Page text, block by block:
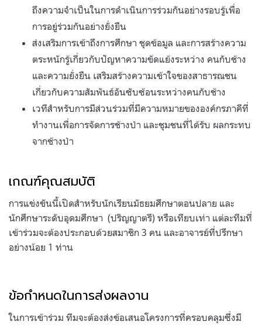
ถึงความจำเป็นในการดำเนินการร่วมกันอย่างรอบรู้เพื่อ
การอยู่ร่วมกันอย่างยั่งยืน
ส่งเสริมการเข้าถึงการศึกษา ชุดข้อมูล และการสร้างความ
ตระหนักรู้เกี่ยวกับปัญหาความขัดแย้งระหว่าง คนกับช้าง
และความยั่งยืน เสริมสร้างความเข้าใจของสาธารณชน
เกี่ยวกับความสัมพันธ์อันซับซ้อนระหว่างคนกับช้าง
เวทีสำหรับการมีส่วนร่วมที่มีความหมายขององค์กรภาคีที่
ทำงานเพื่อการจัดการช้างป่า และชุมชนที่ได้รับ ผลกระทบ
จากช้างป่า
เกณฑ์คุณสมบัติ
การแข่งขันนี้เปิดสำหรับนักเรียนมัธยมศึกษาตอนปลาย และ
นักศึกษาระดับอุดมศึกษา (ปริญญาตรี) หรือเทียบเท่า แต่ละทีมที่
เข้าร่วมจะต้องประกอบด้วยสมาชิก 3 คน และอาจารย์ที่ปรึกษา
อย่างน้อย 1 ท่าน
ข้อกำหนดในการส่งผลงาน
ในการเข้าร่วม ทีมจะต้องส่งข้อเสนอโครงการที่ครอบคลุมซึ่งมี